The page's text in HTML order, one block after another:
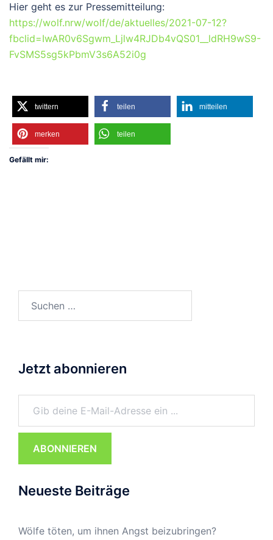
Hier geht es zur Pressemitteilung:
https://wolf.nrw/wolf/de/aktuelles/2021-07-12?
fbclid=IwAR0v6Sgwm_Ljlw4RJDb4vQS01__ldRH9wS9-
FvSMS5sg5kPbmV3s6A52i0g
twittern teilen mitteilen
merken teilen
Gefällt mir:
Jetzt abonnieren
Gib deine E-Mail-Adresse ein ...
ABONNIEREN
Neueste Beiträge
Wölfe töten, um ihnen Angst beizubringen?